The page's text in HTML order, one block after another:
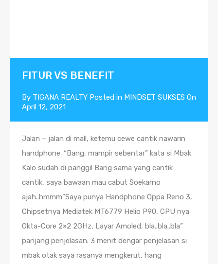
FITUR VS BENEFIT
By TIGANA REALTY Posted in MINDSET SUKSES On
April 12, 2021
Jalan – jalan di mall, ketemu cewe cantik nawarin
handphone. “Bang, mampir sebentar” kata si Mbak.
Kalo sudah di panggil Bang sama yang cantik
cantik, saya bawaan mau cabut Soekarno
ajah..hmmm”Saya punya Handphone Oppa Reno 3,
Chipsetnya Mediatek MT6779 Helio P90, CPU nya
Okta-Core 2×2 2GHz, Layar Amoled, bla..bla..bla”
panjang penjelasan. 3 menit dengar penjelasan si
mbak otak saya rasanya mengkerut, hang